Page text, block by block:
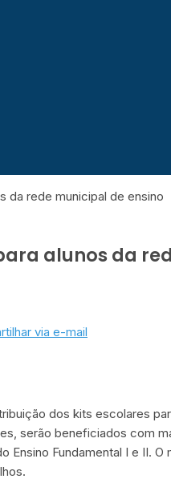
da rede municipal de ensino
alunos da
via e-mail
dos kits escolares
serão beneficiados com
Fundamental I e II.